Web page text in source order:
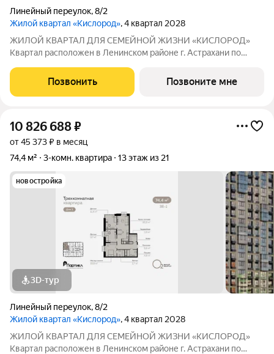
Линейный переулок,8/2
Жилой квартал «Кислород», 4 квартал 2028
ЖИЛОЙ КВАРТАЛ ДЛЯ СЕМЕЙНОЙ ЖИЗНИ «КИСЛОРОД»
Квартал расположен в Ленинском районе г. Астрахани по
«Кислорода» сдается в III квартале 2026 года. Масштаб
проекта можно оценить уже сейчас в отделе продаж,
Позвонить Позвоните мне
10 826 688₽
от 45 373 ₽ в месяц
74,4 м²
3-комн. квартира 13 этаж из 21
новостройка
3D-тур
Линейный переулок,8/2
Жилой квартал «Кислород», 4 квартал 2028
ЖИЛОЙ КВАРТАЛ ДЛЯ СЕМЕЙНОЙ ЖИЗНИ «КИСЛОРОД»
Квартал расположен в Ленинском районе г. Астрахани по